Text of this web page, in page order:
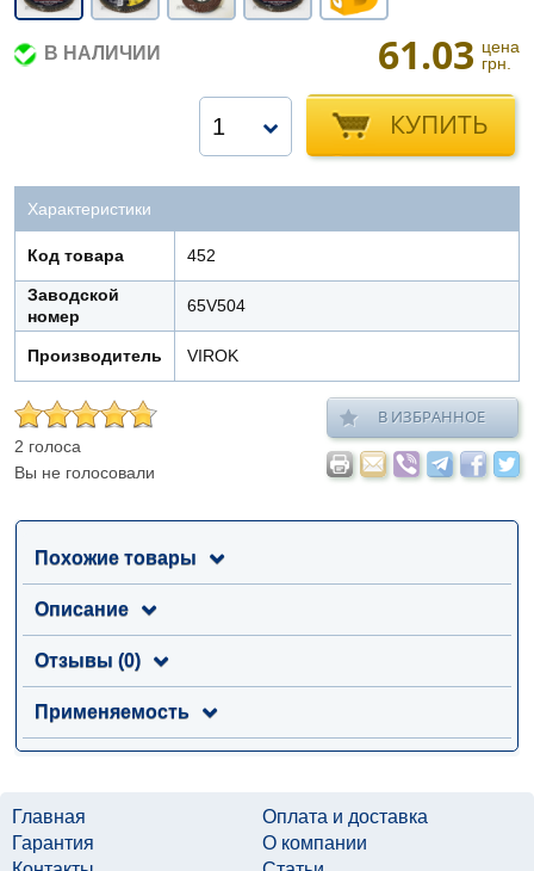
В НАЛИЧИИ 61.03 цена
грн.
КУПИТЬ
1
Характеристики
Код товара 452
Заводской
номер
65V504
Производитель VIROK
2 голоса
Вы не голосовали
В ИЗБРАННОЕ
Похожие товары
Описание
Отзывы (0)
Применяемость
Главная
Оплата и доставка
Гарантия
О компании